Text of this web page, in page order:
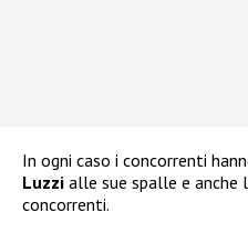
In ogni caso i concorrenti
Luzzi alle sue spalle e anche
concorrenti.